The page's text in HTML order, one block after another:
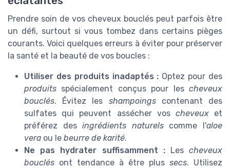
Prendre soin de vos cheveux bouclés peut parfois être
un défi, surtout si vous tombez dans certains pièges
courants. Voici quelques erreurs à éviter pour préserver
la santé et la beauté de vos boucles :
Utiliser des produits inadaptés : Optez pour des
produits spécialement conçus pour les cheveux
bouclés. Évitez les shampoingscontenant des
sulfates qui peuvent assécher vos cheveuxet
préférez desingrédients naturelscomme l'aloe
vera ou le beurre de karité.
Ne pas hydrater suffisamment :Lescheveux
bouclés ont tendance à être plus secs. Utilisez